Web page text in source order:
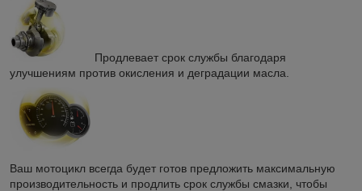
Продлевает срок службы благодаря
улучшениям против окисления и деградации масла.
Ваш мотоцикл всегда будет готов предложить максимальную
производительность и продлить срок службы смазки, чтобы